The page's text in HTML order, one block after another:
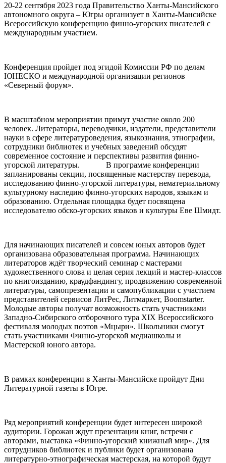
20-22 сентября 2023 года Правительство Ханты-Мансийского
автономного округа – Югры организует в Ханты-Мансийске
Всероссийскую конференцию финно-угорских писателей с
международным участием.
Конференция пройдет под эгидой Комиссии РФ по делам
ЮНЕСКО и международной организации регионов
«Северный форум».
В масштабном мероприятии примут участие около 200
человек. Литераторы, переводчики, издатели, представители
науки в сфере литературоведения, языкознания, этнографии,
сотрудники библиотек и учебных заведений обсудят
современное состояние и перспективы развития финно-
угорской литературы. В программе конференции
запланированы секции, посвященные мастерству перевода,
исследованию финно-угорской литературы, нематериальному
культурному наследию финно-угорских народов, языкам и
образованию. Отдельная площадка будет посвящена
исследователю обско-угорских языков и культуры Еве Шмидт.
Для начинающих писателей и совсем юных авторов будет
организована образовательная программа. Начинающих
литераторов ждёт творческий семинар с мастерами
художественного слова и целая серия лекций и мастер-классов
по книгоизданию, краудфандингу, продвижению современной
литературы, самопрезентации и самопубликации с участием
представителей сервисов ЛитРес, Литмаркет, Boomstarter.
Молодые авторы получат возможность стать участниками
Западно-Сибирского отборочного тура XIX Всероссийского
фестиваля молодых поэтов «Мцыри». Школьники смогут
стать участниками Финно-угорской медиашколы и
Мастерской юного автора.
В рамках конференции в Ханты-Мансийске пройдут Дни
Литературной газеты в Югре.
Ряд мероприятий конференции будет интересен широкой
аудитории. Горожан ждут презентации книг, встречи с
авторами, выставка «Финно-угорский книжный мир». Для
сотрудников библиотек и публики будет организована
литературно-этнографическая мастерская, на которой будут